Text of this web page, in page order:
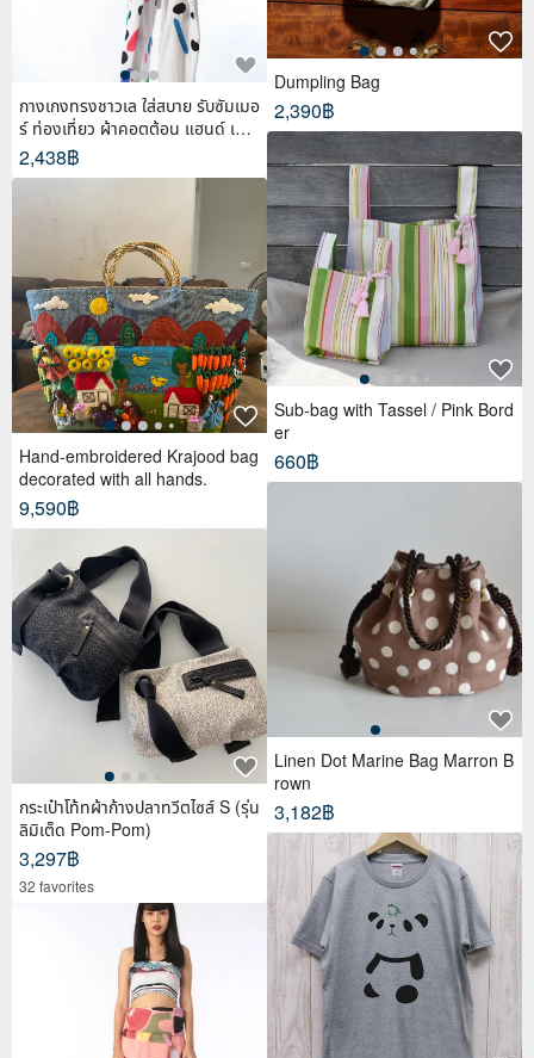
กางเกงทรงชาวเล ใส่สบาย รับซัมเมอ
ร์ ท่องเที่ยว ผ้าคอตต้อน แฮนด์ เพ้น
ท์
2,438฿
Hand-embroidered Krajood bag
decorated with all hands.
9,590฿
กระเป๋าโท้ทผ้าก้างปลาทวีตไซส์ S (รุ่น
ลิมิเต็ด Pom-Pom)
3,297฿
32 favorites
Dumpling Bag
2,390฿
Sub-bag with Tassel / Pink Bord
er
660฿
Linen Dot Marine Bag Marron B
rown
3,182฿